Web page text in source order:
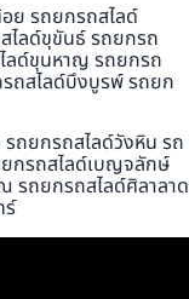
ย รถยกรถสไลด์
ไลด์ขุขันธ์ รถยกรถ
ลด์ขุนหาญ รถยกรถ
ถสไลด์บึงบูรพ์ รถยก
ถยกรถสไลด์วังหิน รถ
กรถสไลด์เบญจลักษ์
รถยกรถสไลด์ศิลาลาด
ร์